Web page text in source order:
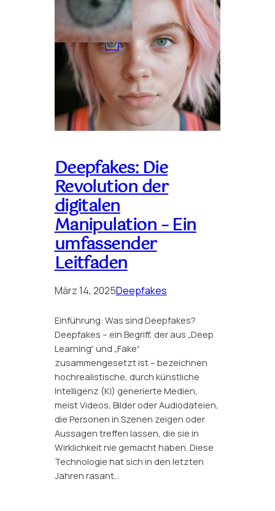
Deepfakes: Die
Revolution der
digitalen
Manipulation – Ein
umfassender
Leitfaden
März 14, 2025Deepfakes
Einführung: Was sind Deepfakes?
Deepfakes – ein Begriff, der aus „Deep
Learning“ und „Fake“
zusammengesetzt ist – bezeichnen
hochrealistische, durch künstliche
Intelligenz (KI) generierte Medien,
meist Videos, Bilder oder Audiodateien,
die Personen in Szenen zeigen oder
Aussagen treffen lassen, die sie in
Wirklichkeit nie gemacht haben. Diese
Technologie hat sich in den letzten
Jahren rasant…